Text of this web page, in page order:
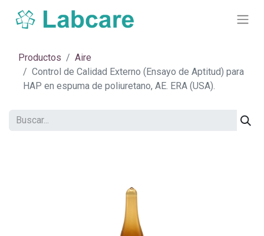
Productos
Aire
Control de Calidad Externo (Ensayo de Aptitud) para
HAP en espuma de poliuretano, AE. ERA (USA).